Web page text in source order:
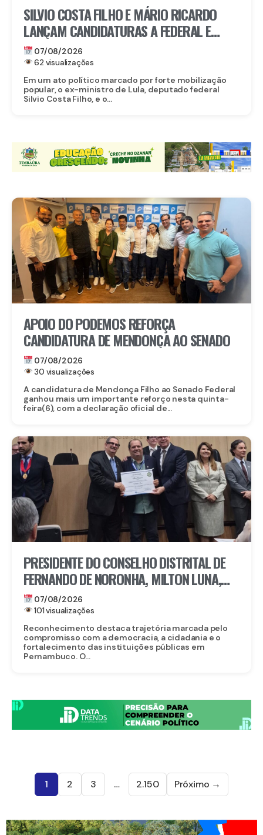
SILVIO COSTA FILHO E MÁRIO RICARDO
LANÇAM CANDIDATURAS A FEDERAL E
ESTADUAL EM IGARASSU COM APOIO DE
MIGUEL RICARDO
07/08/2026
62 visualizações
Em um ato político marcado por forte mobilização
popular, o ex-ministro de Lula, deputado federal
Silvio Costa Filho, e o...
APOIO DO PODEMOS REFORÇA
CANDIDATURA DE MENDONÇA AO SENADO
07/08/2026
30 visualizações
A candidatura de Mendonça Filho ao Senado Federal
ganhou mais um importante reforço nesta quinta-
feira(6), com a declaração oficial de...
PRESIDENTE DO CONSELHO DISTRITAL DE
FERNANDO DE NORONHA, MILTON LUNA,
RECEBE MEDALHA DO MÉRITO ELEITORAL
FREI CANECA, UMA DAS MAIORES
HONRARIAS DO TRE-PE
07/08/2026
101 visualizações
Reconhecimento destaca trajetória marcada pelo
compromisso com a democracia, a cidadania e o
fortalecimento das instituições públicas em
Pernambuco. O...
1 2 3 … 2.150 Próximo →